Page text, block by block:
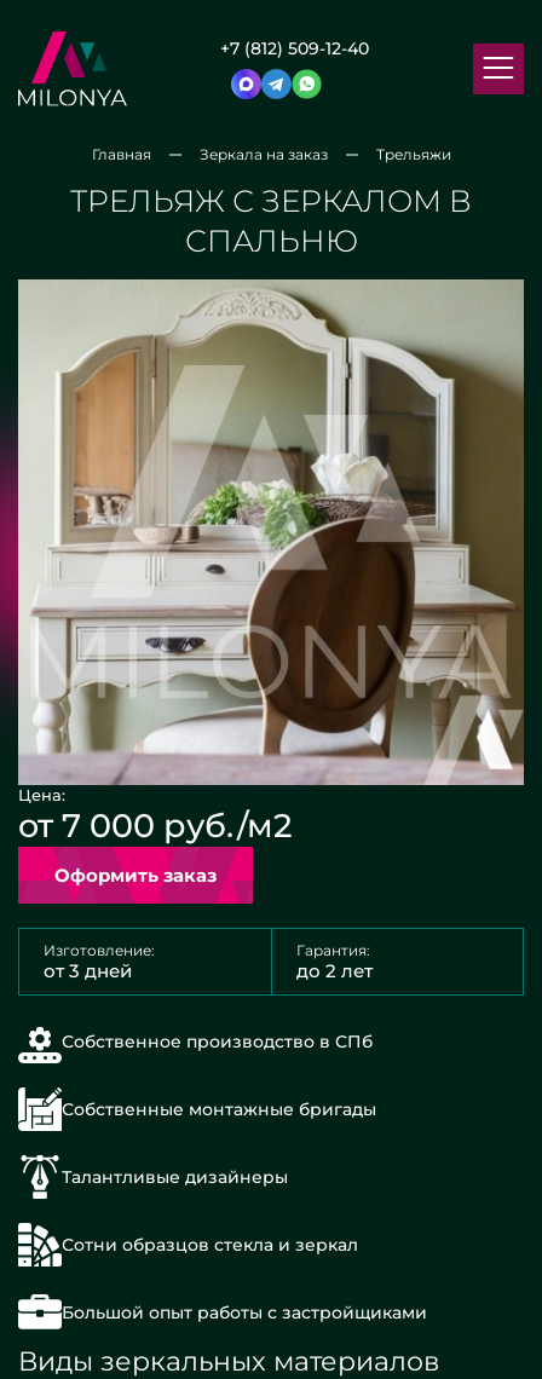
+7 (812) 509-12-40
Главная Зеркала на заказ Трельяжи
ТРЕЛЬЯЖ С ЗЕРКАЛОМ В
СПАЛЬНЮ
Цена:
от 7 000 руб./м2
Оформить заказ
Изготовление:
от 3 дней
Гарантия:
до 2 лет
Собственное производство в СПб
Собственные монтажные бригады
Талантливые дизайнеры
Сотни образцов стекла и зеркал
Большой опыт работы с застройщиками
Виды зеркальных материалов